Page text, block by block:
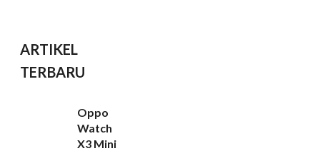
ARTIKEL
TERBARU
Oppo
Watch
X3 Mini